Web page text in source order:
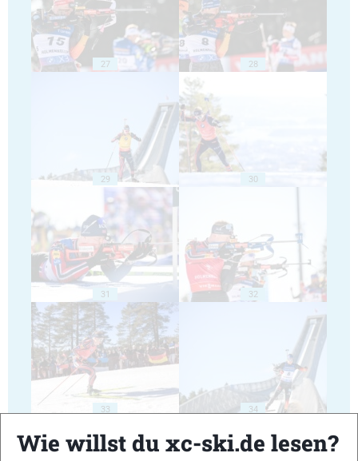
27 28
29 30
31 32
33 34
Wie willst du xc-ski.de lesen?